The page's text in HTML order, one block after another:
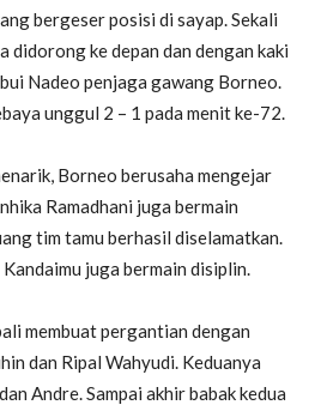
bergeser posisi di sayap. Sekali
didorong ke depan dan dengan kaki
Nadeo penjaga gawang Borneo.
unggul 2 – 1 pada menit ke-72.
Borneo berusaha mengejar
Ramadhani juga bermain
tim tamu berhasil diselamatkan.
juga bermain disiplin.
membuat pergantian dengan
dan Ripal Wahyudi. Keduanya
Andre. Sampai akhir babak kedua